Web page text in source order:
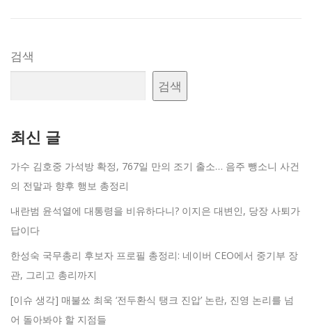
검색
검색
최신 글
가수 김호중 가석방 확정, 767일 만의 조기 출소… 음주 뺑소니 사건
의 전말과 향후 행보 총정리
내란범 윤석열에 대통령을 비유하다니? 이지은 대변인, 당장 사퇴가
답이다
한성숙 국무총리 후보자 프로필 총정리: 네이버 CEO에서 중기부 장
관, 그리고 총리까지
[이슈 생각] 매불쑈 최욱 ‘전두환식 탱크 진압’ 논란, 진영 논리를 넘
어 돌아봐야 할 지점들